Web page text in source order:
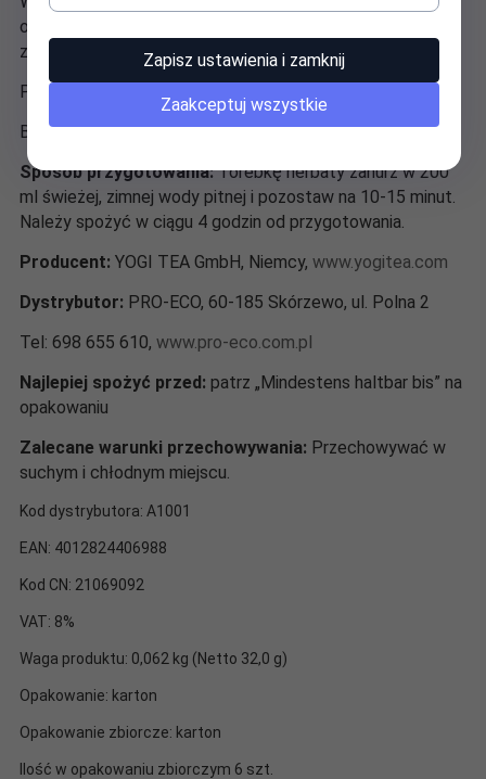
odpornościowego w połączeniu ze zróżnicowaną i
zbilansowaną dietą jako częścią zdrowego stylu życia.
Produkt naturalnie bezkofeinowy
Bez cukru
Sposób przygotowania:Torebkę herbaty zanurz w 200
ml świeżej, zimnej wody pitnej i pozostaw na 10-15 minut.
Należy spożyć w ciągu 4 godzin od przygotowania.
Producent: YOGI TEA GmbH, Niemcy, www.yogitea.com
Dystrybutor: PRO-ECO, 60-185 Skórzewo, ul. Polna 2
Tel: 698 655 610, www.pro-eco.com.pl
Najlepiej spożyć przed: patrz „Mindestens haltbar bis” na
opakowaniu
Zalecane warunki przechowywania: Przechowywać w
suchym i chłodnym miejscu.
Kod dystrybutora: A1001
EAN: 4012824406988
Kod CN: 21069092
VAT: 8%
Waga produktu: 0,062 kg (Netto 32,0 g)
Opakowanie: karton
Opakowanie zbiorcze: karton
Ilość w opakowaniu zbiorczym 6 szt.
Zapisz ustawienia i zamknij
Zaakceptuj wszystkie